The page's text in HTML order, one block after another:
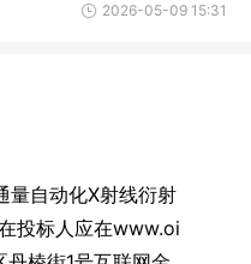
2026-05-09 15:31
量自动化X射线衍射
投标人应在www.oi